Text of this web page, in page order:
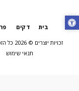
בית דקים
זכויות יוצרים © 2026 כל הזכויות שמורות -
תנאי שימוש